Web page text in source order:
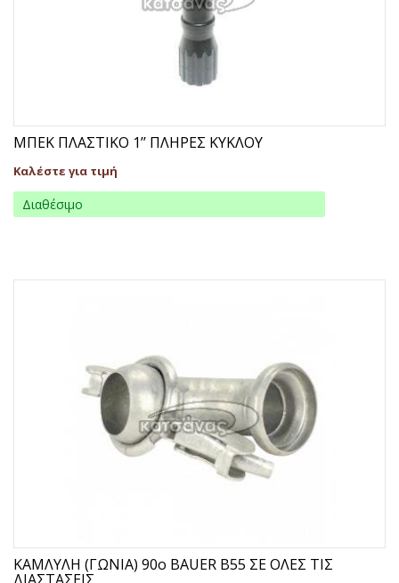
ΜΠΕΚ ΠΛΑΣΤΙΚΟ 1’’ ΠΛΗΡΕΣ ΚΥΚΛΟΥ
Καλέστε για τιμή
Διαθέσιμο
ΚΑΜΛΥΛΗ (ΓΩΝΙΑ) 90ο BAUER Β55 ΣΕ ΟΛΕΣ ΤΙΣ